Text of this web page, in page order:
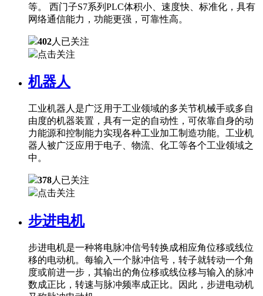
等。 西门子S7系列PLC体积小、速度快、标准化，具有
网络通信能力，功能更强，可靠性高。
402人已关注
点击关注
机器人
工业机器人是广泛用于工业领域的多关节机械手或多自
由度的机器装置，具有一定的自动性，可依靠自身的动
力能源和控制能力实现各种工业加工制造功能。工业机
器人被广泛应用于电子、物流、化工等各个工业领域之
中。
378人已关注
点击关注
步进电机
步进电机是一种将电脉冲信号转换成相应角位移或线位
移的电动机。每输入一个脉冲信号，转子就转动一个角
度或前进一步，其输出的角位移或线位移与输入的脉冲
数成正比，转速与脉冲频率成正比。因此，步进电动机